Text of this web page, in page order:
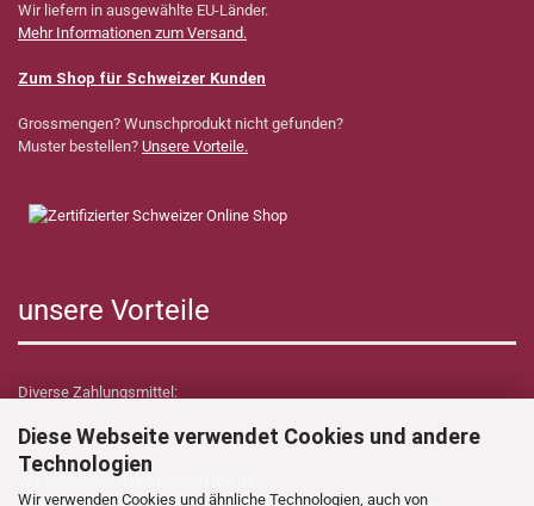
Diese Webseite verwendet Cookies und andere
Technologien
Wir verwenden Cookies und ähnliche Technologien, auch von
Wir liefern in ausgewählte EU-Länder.
Mehr Informationen zum Versand.
Zum Shop für Schweizer Kunden
Grossmengen? Wunschprodukt nicht gefunden?
Muster bestellen? Unsere Vorteile.
unsere Vorteile
Diverse Zahlungsmittel:
Wir versenden unkompliziert mit GLS.